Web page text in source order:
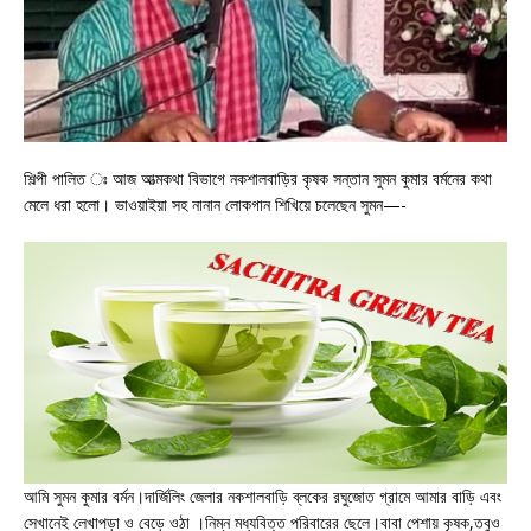
শিল্পী পালিত ঃ আজ আত্মকথা বিভাগে নকশালবাড়ির কৃষক সন্তান সুমন কুমার বর্মনের কথা
মেলে ধরা হলো। ভাওয়াইয়া সহ নানান লোকগান শিখিয়ে চলেছেন সুমন—-
আমি সুমন কুমার বর্মন।দার্জিলিং জেলার নকশালবাড়ি ব্লকের রঘুজোত গ্রামে আমার বাড়ি এবং
সেখানেই লেখাপড়া ও বেড়ে ওঠা ।নিম্ন মধ্যবিত্ত পরিবারের ছেলে।বাবা পেশায় কৃষক,তবুও